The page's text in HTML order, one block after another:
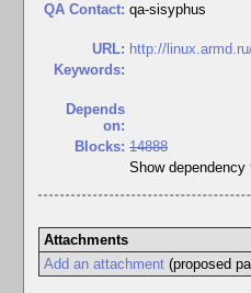
QA Contact: qa-sisyphus
URL: http://
Keywords:
Depends
on:
Blocks: 14888
Show dependency
Attachments
Add an attachment(proposed